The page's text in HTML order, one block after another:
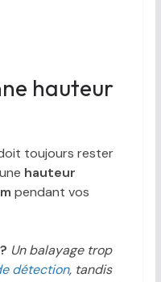
hauteur
toujours rester
hauteur
pendant vos
Un balayage trop
détection, tandis